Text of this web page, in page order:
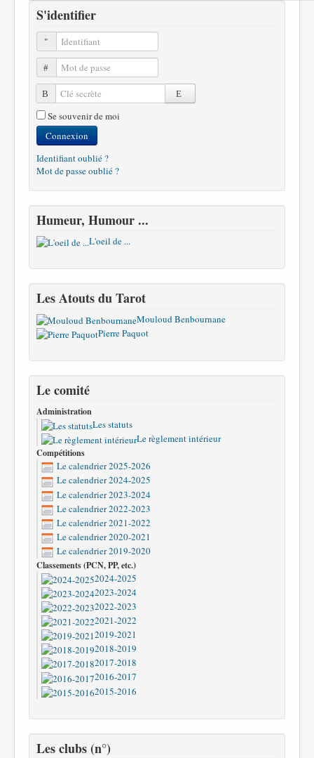
S'identifier
Identifiant
Mot de passe
Clé secrète
Se souvenir de moi
Connexion
Identifiant oublié ?
Mot de passe oublié ?
Humeur, Humour ...
L'oeil de ...
Les Atouts du Tarot
Mouloud Benbournane
Pierre Paquot
Le comité
Administration
Les statuts
Le règlement intérieur
Compétitions
Le calendrier 2025-2026
Le calendrier 2024-2025
Le calendrier 2023-2024
Le calendrier 2022-2023
Le calendrier 2021-2022
Le calendrier 2020-2021
Le calendrier 2019-2020
Classements (PCN, PP, etc.)
2024-2025
2023-2024
2022-2023
2021-2022
2019-2021
2018-2019
2017-2018
2016-2017
2015-2016
Les clubs (n°)